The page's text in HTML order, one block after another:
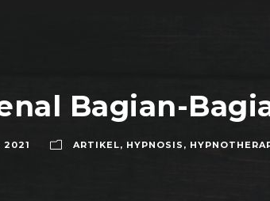
Bagian-
2021 ARTIKEL, HYPNOSIS ,